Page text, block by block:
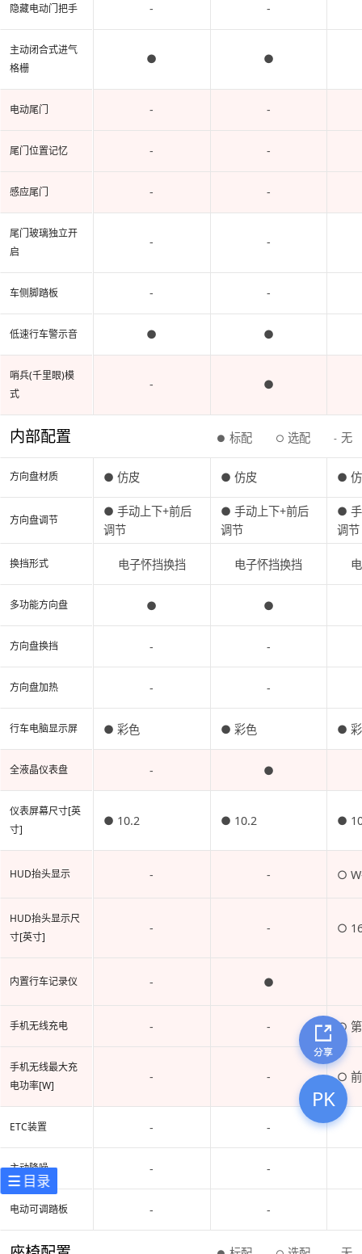
隐藏电动门把手
主动闭合式进气
格栅
电动尾门
尾门位置记忆
感应尾门
尾门玻璃独立开
启
车侧脚踏板
低速行车警示音
哨兵(千里眼)模
式
内部配置 ● 标配 ○ 选配 - 无
方向盘材质
方向盘调节
换挡形式
多功能方向盘
方向盘换挡
方向盘加热
行车电脑显示屏
全液晶仪表盘
仪表屏幕尺寸[英
寸]
HUD抬头显示
HUD抬头显示尺
寸[英寸]
内置行车记录仪
手机无线充电
手机无线最大充
电功率[W]
ETC装置
主动降噪
电动可调踏板
- -
● ●
- -
- -
- -
- -
- -
● ●
- ●
● 仿皮 ● 仿皮 ●
● 手动上下+前后
调节
● 手动上下+前后
调节
●
调节
电子怀挡换挡 电子怀挡换挡
● ●
- -
- -
● 彩色 ● 彩色 ●
- ●
● 10.2 ● 10.2 ●
- - ○
- - ○
- ●
- - ○
- - ○
- -
- -
- -
目录
PK